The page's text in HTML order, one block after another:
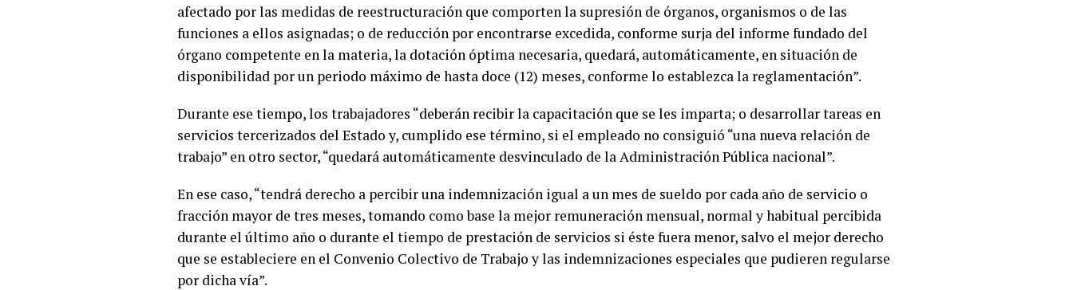
afectado por las medidas de reestructuración que comporten la supresión de órganos, organismos o de las
funciones a ellos asignadas; o de reducción por encontrarse excedida, conforme surja del informe fundado del
órgano competente en la materia, la dotación óptima necesaria, quedará, automáticamente, en situación de
disponibilidad por un periodo máximo de hasta doce (12) meses, conforme lo establezca la reglamentación”.
Durante ese tiempo, los trabajadores “deberán recibir la capacitación que se les imparta; o desarrollar tareas en
servicios tercerizados del Estado y, cumplido ese término, si el empleado no consiguió “una nueva relación de
trabajo” en otro sector, “quedará automáticamente desvinculado de la Administración Pública nacional”.
En ese caso, “tendrá derecho a percibir una indemnización igual a un mes de sueldo por cada año de servicio o
fracción mayor de tres meses, tomando como base la mejor remuneración mensual, normal y habitual percibida
durante el último año o durante el tiempo de prestación de servicios si éste fuera menor, salvo el mejor derecho
que se estableciere en el Convenio Colectivo de Trabajo y las indemnizaciones especiales que pudieren regularse
por dicha vía”.